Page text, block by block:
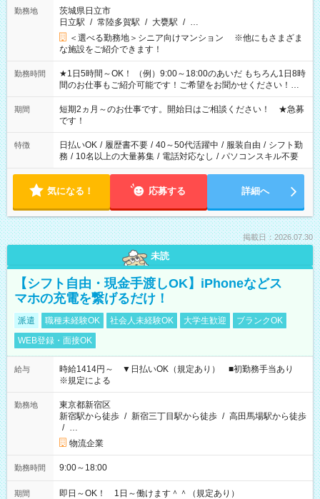
勤務地
茨城県日立市
日立駅 / 常陸多賀駅 / 大甕駅 / …
＜選べる勤務地＞シニア向けマンション ※他にもさまざま
な施設をご紹介できます！
勤務時間
★1日5時間～OK！ （例）9:00～18:00のあいだ もちろん1日8時
間のお仕事もご紹介可能です！ご希望をお聞かせください！★
家庭の都合でお休みが必要な場合も遠慮なくご相談ください。
※週最低15時間以上の勤務が必要です
期間
短期2ヵ月～のお仕事です。開始日はご相談ください！ ★急募
です！
特徴 日払いOK / 履歴書不要 / 40～50代活躍中 / 服装自由 / シフト勤
務 / 10名以上の大量募集 / 電話対応なし / パソコンスキル不要
気になる！ 応募する 詳細へ
掲載日：2026.07.30
未読
【シフト自由・現金手渡しOK】iPhoneなどス
マホの充電を繋げるだけ！
派遣 職種未経験OK 社会人未経験OK 大学生歓迎
ブランクOK
WEB登録・面接OK
給与
時給1414円～ ▼日払いOK（規定あり） ■初勤務手当あり
※規定による
勤務地
東京都新宿区
新宿駅から徒歩 / 新宿三丁目駅から徒歩 / 高田馬場駅から徒歩
/ …
物流企業
勤務時間 9:00～18:00
期間 即日～OK！ 1日～働けます＾＾（規定あり）